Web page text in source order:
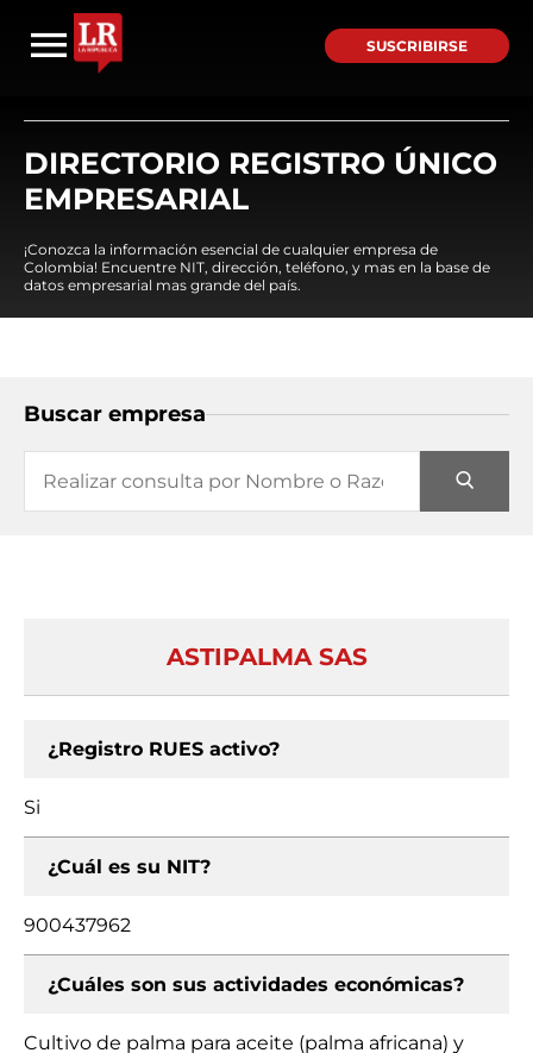
SUSCRIBIRSE
DIRECTORIO REGISTRO ÚNICO
EMPRESARIAL
¡Conozca la información esencial de cualquier empresa de
Colombia! Encuentre NIT, dirección, teléfono, y mas en la base de
datos empresarial mas grande del país.
Buscar empresa
ASTIPALMA SAS
¿Registro RUES activo?
Si
¿Cuál es su NIT?
900437962
¿Cuáles son sus actividades económicas?
Cultivo de palma para aceite (palma africana) y